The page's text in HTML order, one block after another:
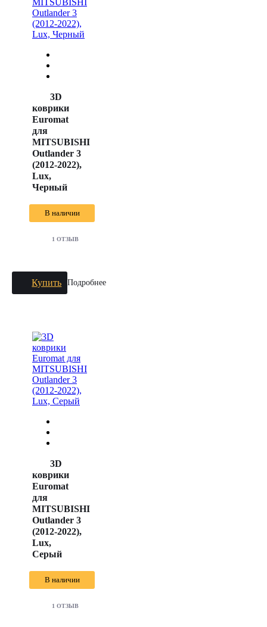
3D
коврики
Euromat
для
MITSUBISHI
Outlander 3
(2012-2022),
Lux,
Черный
В наличии
1 ОТЗЫВ
Купить Подробнее
3D
коврики
Euromat
для
MITSUBISHI
Outlander 3
(2012-2022),
Lux,
Серый
В наличии
1 ОТЗЫВ